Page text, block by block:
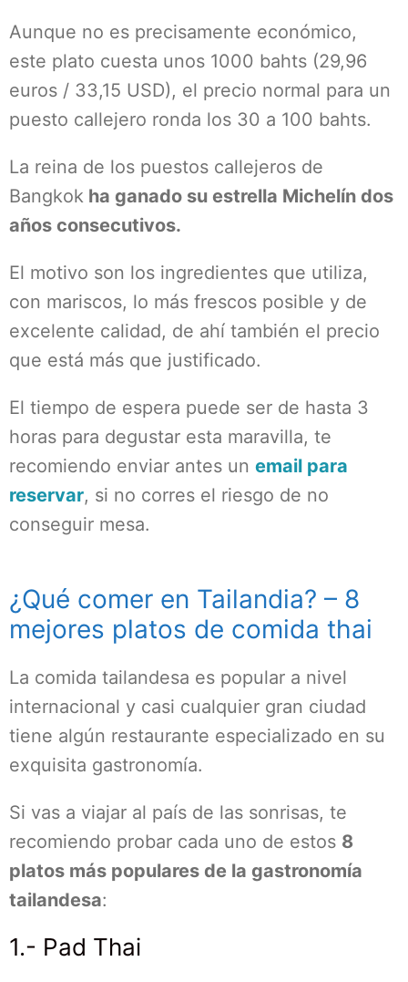
Aunque no es precisamente económico,
este plato cuesta unos 1000 bahts (29,96
euros / 33,15 USD), el precio normal para un
puesto callejero ronda los 30 a 100 bahts.
La reina de los puestos callejeros de
Bangkok ha ganado su estrella Michelín dos
años consecutivos.
El motivo son los ingredientes que utiliza,
con mariscos, lo más frescos posible y de
excelente calidad, de ahí también el precio
que está más que justificado.
El tiempo de espera puede ser de hasta 3
horas para degustar esta maravilla, te
recomiendo enviar antes un email para
reservar, si no corres el riesgo de no
conseguir mesa.
¿Qué comer en Tailandia? – 8
mejores platos de comida thai
La comida tailandesa es popular a nivel
internacional y casi cualquier gran ciudad
tiene algún restaurante especializado en su
exquisita gastronomía.
Si vas a viajar al país de las sonrisas, te
recomiendo probar cada uno de estos 8
platos más populares de la gastronomía
tailandesa:
1.- Pad Thai